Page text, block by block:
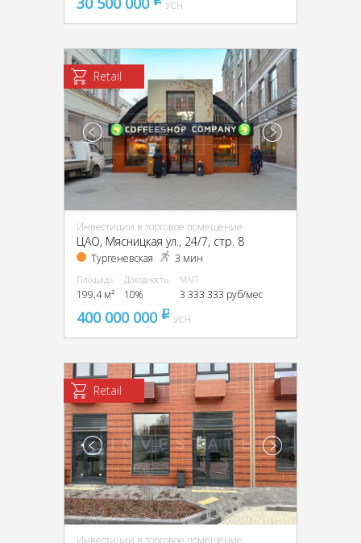
УСН
Retail
Инвестиции в торговое помещение
ЦАО, Мясницкая ул., 24/7, стр. 8
Тургеневская 3 мин
Площадь
199.4 м²
Доходность
10%
МАП
3 333 333 руб/мес
400 000 000 pуб
УСН
Retail
Инвестиции в торговое помещение